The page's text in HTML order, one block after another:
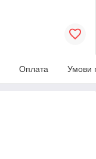
Оплата Умови